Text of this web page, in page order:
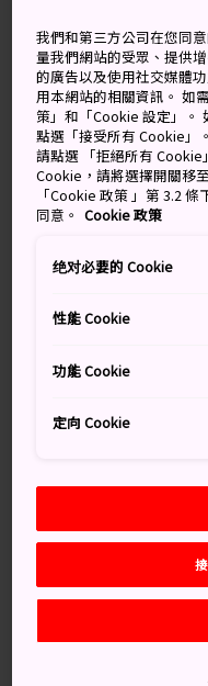
②何謂德國麻疹
德國麻疹是由德國麻
吸入患者咳嗽、打噴嚏
出疹、淋巴結腫大。約
狀。
感染德國麻疹病毒，可
如從未感染過德國麻疹
種過1劑疫苗，或不確
的免疫能力有疑慮，請
・更多詳情
▶ 世界衛生組織（
▶ 美國疾病管制與預防
2024，Rubella
▶ 美國疾病管制與預
Measles, Three-Day
我們和第三方公司在您同
量我們網站的受眾、提供
的廣告以及使用社交媒體
用本網站的相關資訊。 如
策」和「Cookie 設定」。
點選「接受所有 Cookie」
請點選 「拒絕所有
Cookie，請將選擇開關移
「Cookie 政策 」第 3.2
同意。 Cookie 政策
绝对必要的 Cookie
性能 Cookie
功能 Cookie
定向 Cookie